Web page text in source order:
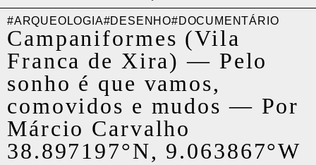
#ARQUEOLOGIA#DESENHO#DOCUMENTÁRIO
Campaniformes (Vila
Franca de Xira) — Pelo
sonho é que vamos,
comovidos e mudos — Por
Márcio Carvalho
38.897197°N, 9.063867°W